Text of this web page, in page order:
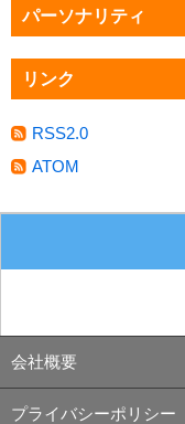
パーソナリティ
リンク
RSS2.0
ATOM
会社概要
プライバシーポリシー